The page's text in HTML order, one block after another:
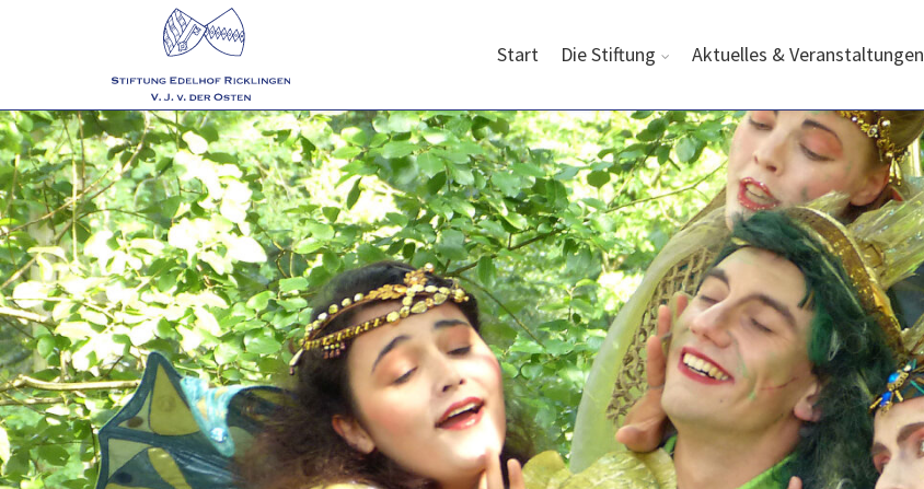
Start Die Stiftung Aktuelles & Veranstaltungen